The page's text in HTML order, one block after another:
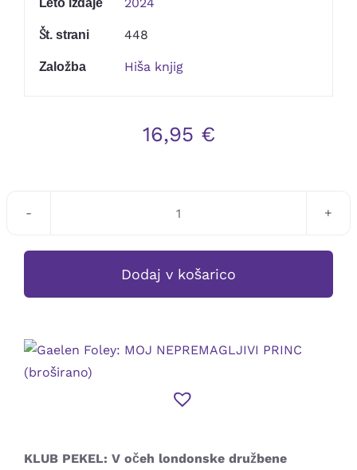
Št. strani 448
Založba Hiša knjig
16,95 €
Gaelen
MOJ
količina
Dodaj v košarico
KLUB PEKEL: V očeh londonske družbene